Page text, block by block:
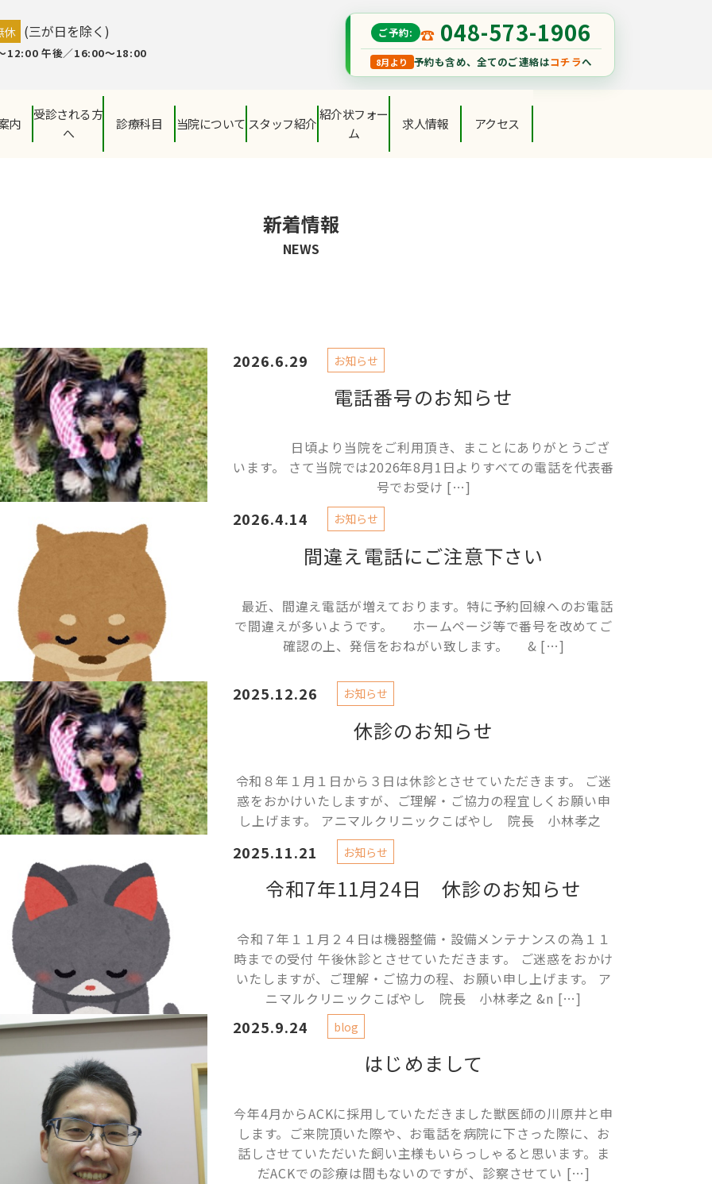
休 (三が日を除く)
12:00 午後／16:00～18:00
ご予約: 048-573-1906
8月より 予約も含め、全てのご連絡はコチラへ
内
受診される方
へ
診療科目 当院について スタッフ紹介
紹介状フォー
ム
求人情報 アクセス
新着情報
NEWS
電話番号のお知らせ
2026.6.29 お知らせ
日頃より当院をご利用頂き、まことにありがとうござ
います。 さて当院では2026年8月1日よりすべての電話を代表番
号でお受け […]
間違え電話にご注意下さい
2026.4.14 お知らせ
最近、間違え電話が増えております。特に予約回線へのお電話
で間違えが多いようです。 ホームページ等で番号を改めてご
確認の上、発信をおねがい致します。 & […]
休診のお知らせ
2025.12.26 お知らせ
令和８年１月１日から３日は休診とさせていただきます。 ご迷
惑をおかけいたしますが、ご理解・ご協力の程宜しくお願い申
し上げます。 アニマルクリニックこばやし 院長 小林孝之
令和7年11月24日 休診のお知らせ
2025.11.21 お知らせ
令和７年１１月２４日は機器整備・設備メンテナンスの為１１
時までの受付 午後休診とさせていただきます。 ご迷惑をおかけ
いたしますが、ご理解・ご協力の程、お願い申し上げます。 ア
ニマルクリニックこばやし 院長 小林孝之 &n […]
はじめまして
2025.9.24 blog
今年4月からACKに採用していただきました獣医師の川原井と申
します。ご来院頂いた際や、お電話を病院に下さった際に、お
話しさせていただいた飼い主様もいらっしゃると思います。ま
だACKでの診療は間もないのですが、診察させてい […]